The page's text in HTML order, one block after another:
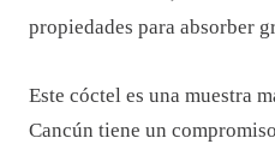
propiedades para absorber
Este cóctel es una muestra
Cancún tiene un